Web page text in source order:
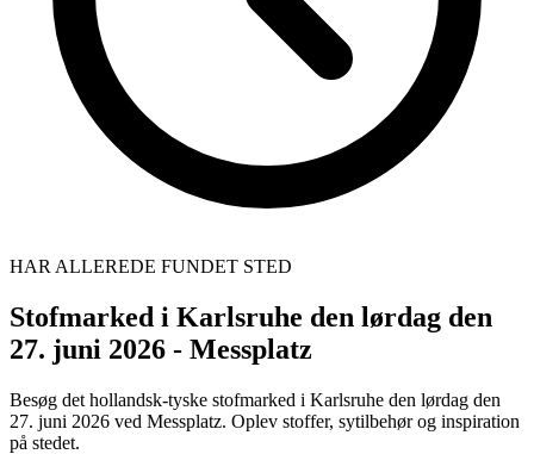
HAR ALLEREDE FUNDET STED
Stofmarked i Karlsruhe den lørdag den
27. juni 2026 - Messplatz
Besøg det hollandsk-tyske stofmarked i Karlsruhe den lørdag den
27. juni 2026 ved Messplatz. Oplev stoffer, sytilbehør og inspiration
på stedet.